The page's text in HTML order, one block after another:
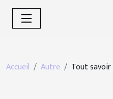
Accueil Autre Tout